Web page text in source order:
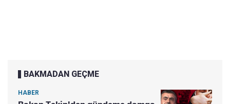
BAKMADAN GEÇME
HABER